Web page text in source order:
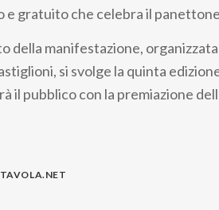
e gratuito che celebra il
della manifestazione,
si svolge la quinta
il pubblico con la premiazione